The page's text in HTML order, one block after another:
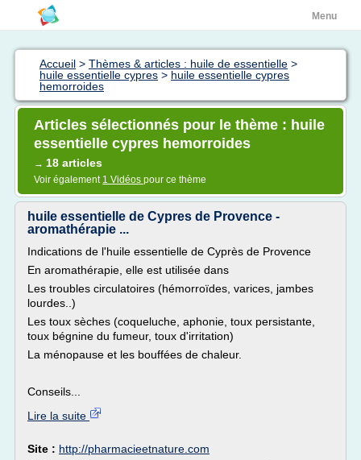
Menu
Accueil > Thèmes & articles : huile de essentielle >
huile essentielle cypres > huile essentielle cypres
hemorroides
Articles sélectionnés pour le thème : huile
essentielle cypres hemorroides
→ 18 articles
Voir également 1 Vidéos pour ce thème
huile essentielle de Cypres de Provence -
aromathérapie ...
Indications de l'huile essentielle de Cyprès de Provence
En aromathérapie, elle est utilisée dans
Les troubles circulatoires (hémorroïdes, varices, jambes
lourdes..)
Les toux sèches (coqueluche, aphonie, toux persistante,
toux bégnine du fumeur, toux d'irritation)
La ménopause et les bouffées de chaleur.
Conseils...
Lire la suite
Site : http://pharmacieetnature.com